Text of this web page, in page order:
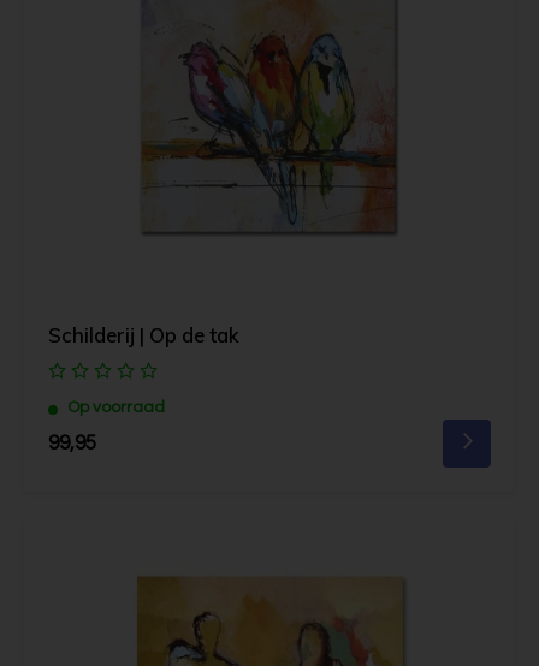
Schilderij | Op de tak
Op voorraad
99,95